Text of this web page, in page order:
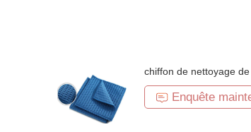
chiffon de nettoyage
Enquête